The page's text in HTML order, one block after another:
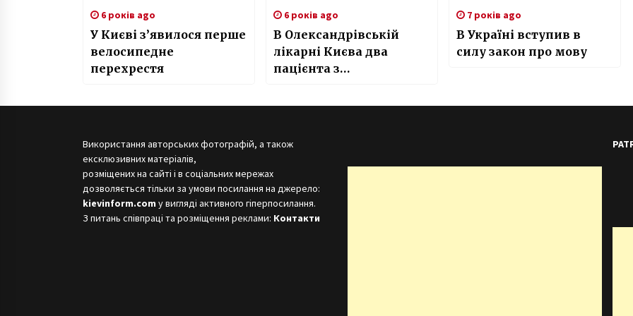
6 років ago
У Києві з’явилося перше
велосипедне
перехрестя
6 років ago
В Олександрівській
лікарні Києва два
пацієнта з
знаходяться у вкрай
7 років ago
В Україні вступив в
силу закон про мову
Використання авторських фотографій, а також
ексклюзивних матеріалів,
розміщених на сайті і в соціальних мережах
дозволяється тільки за умови посилання на джерело:
kievinform.com у вигляді активного гіперпосилання.
З питань співпраці та розміщення реклами: Контакти